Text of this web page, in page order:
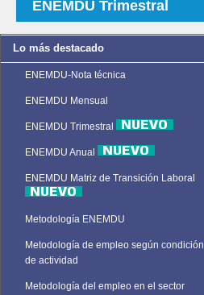
ENEMDU Trimestral
Lo más destacado
ENEMDU-Nota técnica
ENEMDU Mensual
ENEMDU Trimestral
ENEMDU Anual
ENEMDU Matriz de Transición Laboral
Metodología ENEMDU
Metodología de empleo según condición
de actividad
Metodología del empleo en el sector